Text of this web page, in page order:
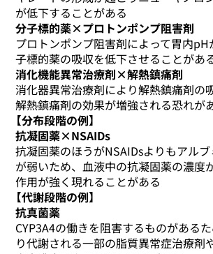
が低下することがある
分子標的薬×プロトンポンプ阻害剤
プロトンポンプ阻害剤によって胃内
子標的薬の吸収を低下させることがあ
消化機能異常治療剤×解熱鎮痛剤
消化器異常治療剤により解熱鎮痛剤の
解熱鎮痛剤の効果が増強される恐れが
【分布段階の例】
抗凝固薬×NSAIDs
抗凝固薬のほうがNSAIDsよりもアル
が弱いため、血液中の抗凝固薬の濃度
作用が強く現れることがある
【代謝段階の例】
抗真菌薬
CYP3A4の働きを阻害するものがある
り代謝される一部の脂質異常症治療剤